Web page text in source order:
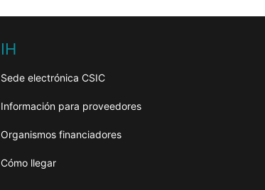
IH
Sede electrónica CSIC
Información para proveedores
Organismos financiadores
Cómo llegar